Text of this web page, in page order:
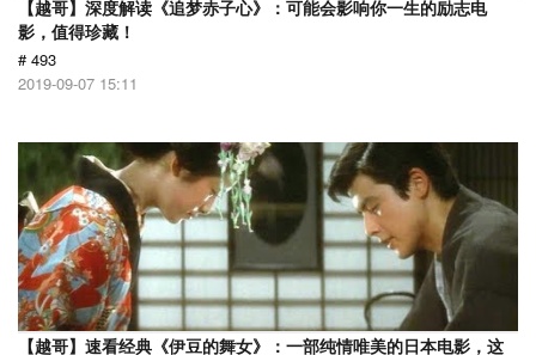
【越哥】深度解读《追梦赤子心》：可能会影响你一生的励志电
影，值得珍藏！
# 493
2019-09-07 15:11
【越哥】速看经典《伊豆的舞女》：一部纯情唯美的日本电影，这